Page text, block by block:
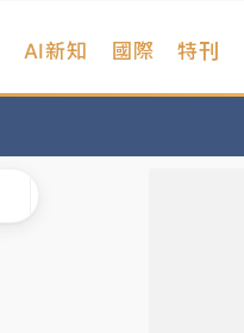
AI新知 國際 特刊